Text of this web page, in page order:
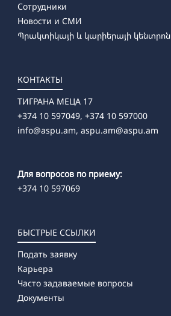
Сотрудники
Новости и СМИ
Պրակտիկայի և կարիերայի կենտրոն
КОНТАКТЫ
ТИГРАНА МЕЦА 17
+374 10 597049, +374 10 597000
info@aspu.am, aspu.am@aspu.am
Для вопросов по приему:
+374 10 597069
БЫСТРЫЕ ССЫЛКИ
Подать заявку
Карьера
Часто задаваемые вопросы
Документы